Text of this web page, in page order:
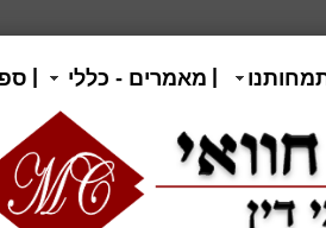
מאמרים - כללי